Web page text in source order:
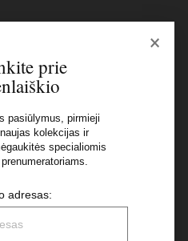
Privatumo Politikos
×
prie
pasiūlymus, pirmieji
kolekcijas ir
specialiomis
adresas: